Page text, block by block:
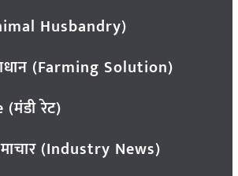
Husbandry)
(Farming Solution)
रेट)
(Industry News)